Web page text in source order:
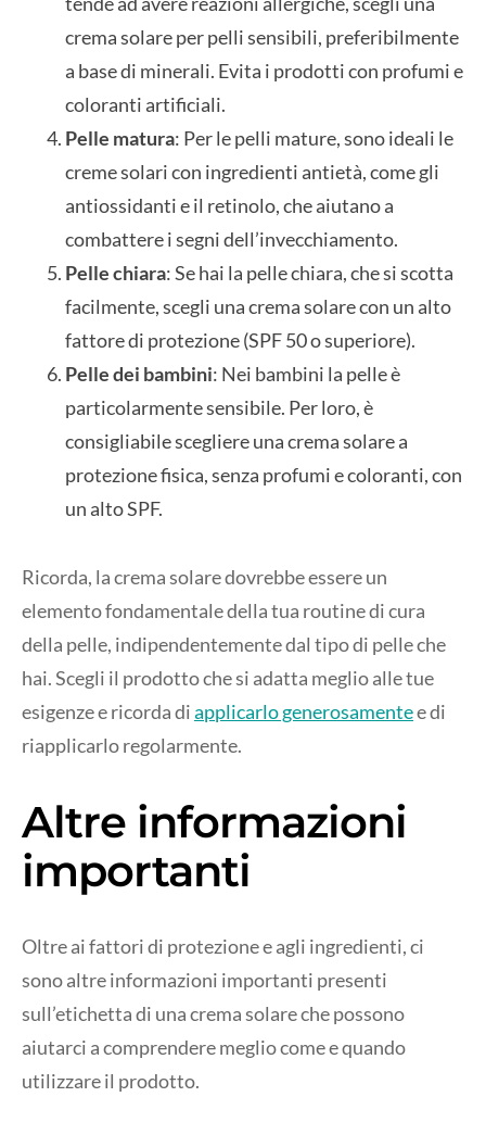
crema solare per pelli sensibili, preferibilmente
a base di minerali. Evita i prodotti con profumi e
coloranti artificiali.
Pelle matura: Per le pelli mature, sono ideali le
creme solari con ingredienti antietà, come gli
antiossidanti e il retinolo, che aiutano a
combattere i segni dell’invecchiamento.
Pelle chiara: Se hai la pelle chiara, che si scotta
facilmente, scegli una crema solare con un alto
fattore di protezione (SPF 50 o superiore).
Pelle dei bambini: Nei bambini la pelle è
particolarmente sensibile. Per loro, è
consigliabile scegliere una crema solare a
protezione fisica, senza profumi e coloranti, con
un alto SPF.
Ricorda, la crema solare dovrebbe essere un
elemento fondamentale della tua routine di cura
della pelle, indipendentemente dal tipo di pelle che
hai. Scegli il prodotto che si adatta meglio alle tue
esigenze e ricorda diapplicarlo generosamentee di
riapplicarlo regolarmente.
Altre informazioni
importanti
Oltre ai fattori di protezione e agli ingredienti, ci
sono altre informazioni importanti presenti
sull’etichetta di una crema solare che possono
aiutarci a comprendere meglio come e quando
utilizzare il prodotto.